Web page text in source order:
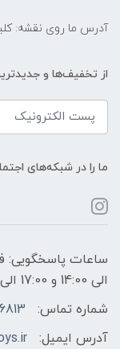
آدرس ما روی نقشه:
از تخفیف‌ها و
ما را در شبکه‌های
الی 14:00 و 17:00 الی 21:00
شماره تماس:
023-
آدرس ایمیل: